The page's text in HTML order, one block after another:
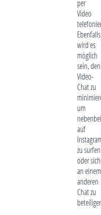
per
Video
Ebenfalls
wird es
möglich
sein, den
Video-
Chat zu
um
nebenbei
auf
zu surfen
oder sich
an einem
anderen
Chat zu